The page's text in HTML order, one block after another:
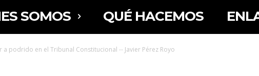
SOMOS QUÉ HACEMOS
a podrido en el Tribunal Constitucional -- Javier Pérez Royo